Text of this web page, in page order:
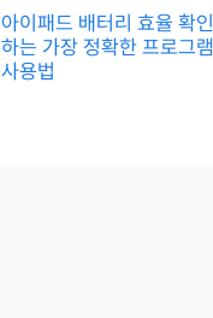
아이패드 배터리 효율 확인
하는 가장 정확한 프로그램
사용법